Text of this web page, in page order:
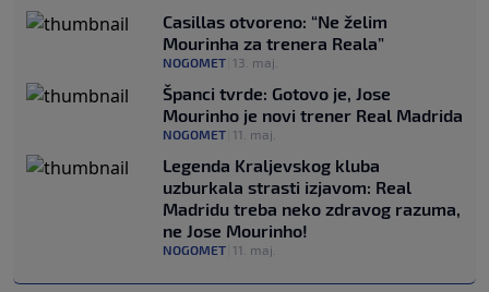
Casillas otvoreno: “Ne želim
Mourinha za trenera Reala”
NOGOMET 13. maj.
Španci tvrde: Gotovo je, Jose
Mourinho je novi trener Real Madrida
NOGOMET 11. maj.
Legenda Kraljevskog kluba
uzburkala strasti izjavom: Real
Madridu treba neko zdravog razuma,
ne Jose Mourinho!
NOGOMET 11. maj.